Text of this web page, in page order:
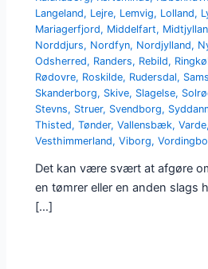
Langeland, Lejre, Lemvig, Lolland,
Mariagerfjord, Middelfart,
Norddjurs, Nordfyn, Nordjylland,
Odsherred, Randers, Rebild,
Rødovre, Roskilde, Rudersdal,
Skanderborg, Skive, Slagelse,
Stevns, Struer, Svendborg,
Thisted,Tønder,Vallensbæk,Varde
Vesthimmerland,Viborg,
Det kan være svært at afgøre
en tømrer eller en anden slags
[…]